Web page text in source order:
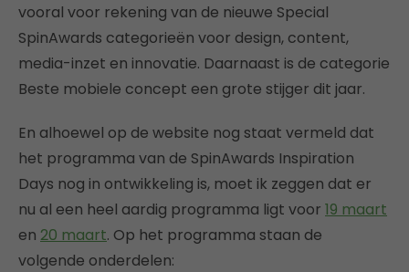
vooral voor rekening van de nieuwe Special
SpinAwards categorieën voor design, content,
media-inzet en innovatie. Daarnaast is de categorie
Beste mobiele concept een grote stijger dit jaar.
En alhoewel op de website nog staat vermeld dat
het programma van de SpinAwards Inspiration
Days nog in ontwikkeling is, moet ik zeggen dat er
nu al een heel aardig programma ligt voor 19 maart
en 20 maart. Op het programma staan de
volgende onderdelen: